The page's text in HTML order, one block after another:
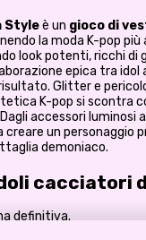
Styleè un gioco di
la moda K-pop
look potenti, ricchi di
epica tra idol
Glitter e
K-pop si scontra
accessori luminosi
un personaggio
demoniaco.
cacciatori
definitiva.